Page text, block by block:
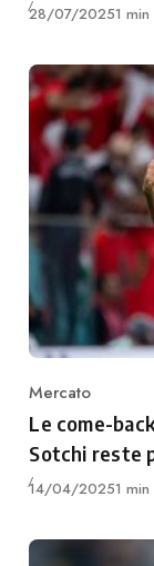
Publié
28/07/20251
Category
Mercato
Le come-
Sotchi reste
Publié
14/04/20251